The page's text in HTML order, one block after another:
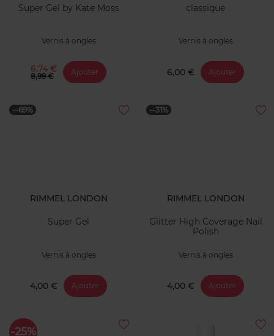
Super Gel by Kate Moss
Vernis à ongles
6,74 €
8,99 € Ajouter
classique
Vernis à ongles
6,00 € Ajouter
--69%
RIMMEL LONDON
Super Gel
Vernis à ongles
4,00 € Ajouter
--31%
RIMMEL LONDON
Glitter High Coverage Nail
Polish
Vernis à ongles
4,00 € Ajouter
-25%